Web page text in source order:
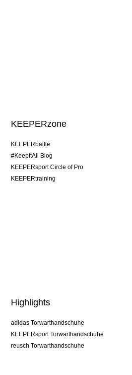
KEEPERzone
KEEPERbattle
#KeepItAll Blog
KEEPERsport Circle of Pro
KEEPERtraining
Highlights
adidas Torwarthandschuhe
KEEPERsport Torwarthandschuhe
reusch Torwarthandschuhe